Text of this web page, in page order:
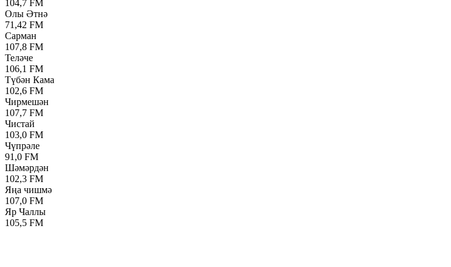
104,7 FM
Олы Әтнә
71,42 FM
Сарман
107,8 FM
Теләче
106,1 FM
Түбән Кама
102,6 FM
Чирмешән
107,7 FM
Чистай
103,0 FM
Чүпрәле
91,0 FM
Шәмәрдән
102,3 FM
Яңа чишмә
107,0 FM
Яр Чаллы
105,5 FM